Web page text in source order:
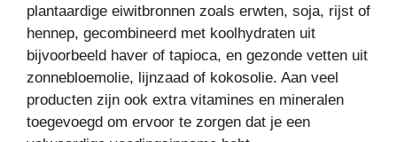
plantaardige eiwitbronnen zoals erwten, soja, rijst of
hennep, gecombineerd met koolhydraten uit
bijvoorbeeld haver of tapioca, en gezonde vetten uit
zonnebloemolie, lijnzaad of kokosolie. Aan veel
producten zijn ook extra vitamines en mineralen
toegevoegd om ervoor te zorgen dat je een